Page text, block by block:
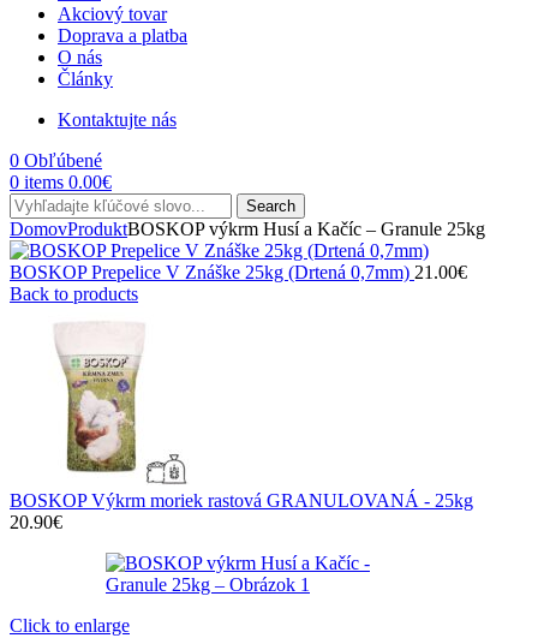
Akciový tovar
Doprava a platba
O nás
Články
Kontaktujte nás
0 Obľúbené
0 items 0.00€
Search
DomovProduktBOSKOP výkrm Husí a Kačíc – Granule 25kg
BOSKOP Prepelice V Znáške 25kg (Drtená 0,7mm) 21.00€
Back to products
BOSKOP Výkrm moriek rastová GRANULOVANÁ - 25kg
20.90€
Click to enlarge